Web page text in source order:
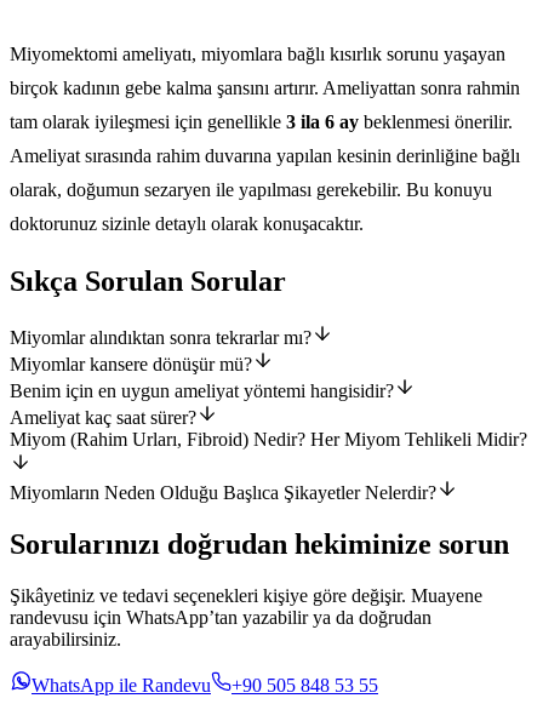
Miyomektomi ameliyatı, miyomlara bağlı kısırlık sorunu yaşayan
birçok kadının gebe kalma şansını artırır. Ameliyattan sonra rahmin
tam olarak iyileşmesi için genellikle 3 ila 6 ay beklenmesi önerilir.
Ameliyat sırasında rahim duvarına yapılan kesinin derinliğine bağlı
olarak, doğumun sezaryen ile yapılması gerekebilir. Bu konuyu
doktorunuz sizinle detaylı olarak konuşacaktır.
Sıkça Sorulan Sorular
Miyomlar alındıktan sonra tekrarlar mı?
Miyomlar kansere dönüşür mü?
Benim için en uygun ameliyat yöntemi hangisidir?
Ameliyat kaç saat sürer?
Miyom (Rahim Urları, Fibroid) Nedir? Her Miyom Tehlikeli Midir?
Miyomların Neden Olduğu Başlıca Şikayetler Nelerdir?
Sorularınızı doğrudan hekiminize sorun
Şikâyetiniz ve tedavi seçenekleri kişiye göre değişir. Muayene
randevusu için WhatsApp’tan yazabilir ya da doğrudan
arayabilirsiniz.
WhatsApp ile Randevu +90 505 848 53 55